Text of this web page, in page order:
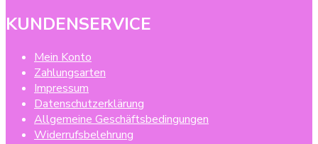
KUNDENSERVICE
Mein Konto
Zahlungsarten
Impressum
Datenschutzerklärung
Allgemeine Geschäftsbedingungen
Widerrufsbelehrung